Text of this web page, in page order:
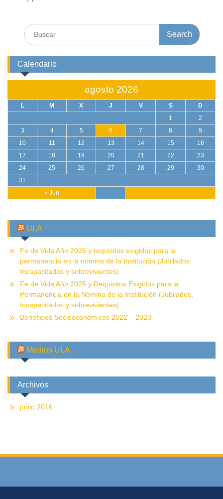
Search
for:
Calendario
agosto 2026
L M X J V S D
« Jun
1
2
3
4 5 6 7 8
9
10
11 12 13 14 15
16
17
18 19 20 21 22
23
24
25 26 27 28 29
30
31
ULA
Fe de Vida Año 2026 y requisitos exigidos para la
permanencia en la nómina de la Institución (Jubilados,
Incapacitados y sobrevivientes)
Fe de Vida Año 2025 y Requisitos Exigidos para la
Permanencia en la Nómina de la Institución (Jubilados,
Incapacitados y sobrevivientes)
Beneficios Socioeconómicos 2022 – 2023
Medios ULA
Archivos
junio 2016